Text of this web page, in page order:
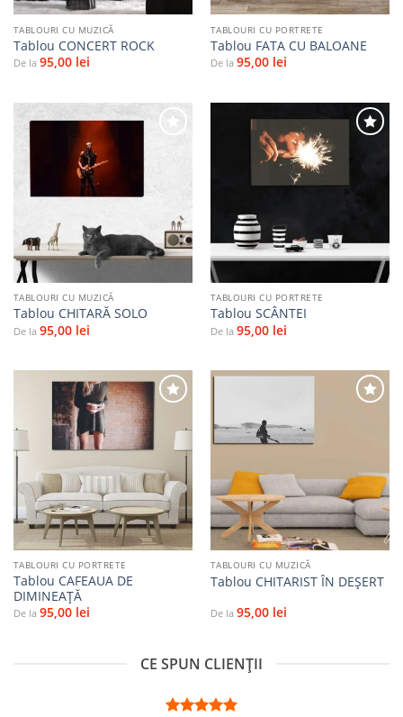
TABLOURI CU MUZICĂ
Tablou CONCERT ROCK
De la 95,00 lei
TABLOURI CU PORTRETE
Tablou FATA CU BALOANE
De la 95,00 lei
TABLOURI CU MUZICĂ
Tablou CHITARĂ SOLO
De la 95,00 lei
TABLOURI CU PORTRETE
Tablou SCÂNTEI
De la 95,00 lei
Adaugă
favorite
TABLOURI CU PORTRETE
Tablou CAFEAUA DE
DIMINEAŢĂ
De la 95,00 lei
favorite
TABLOURI CU MUZICĂ
Tablou CHITARIST ÎN DEȘERT
De la 95,00 lei
CE SPUN CLIENȚII